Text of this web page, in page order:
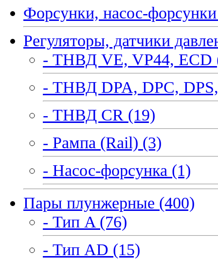
Форсунки, насос-
Регуляторы, датчики
- ТНВД VE, VP44, ECD
- ТНВД DPA, DPC,
- ТНВД CR (19)
- Рампа (Rail) (3)
- Насос-форсунка (1)
Пары плунжерные (400)
- Тип A (76)
- Тип AD (15)